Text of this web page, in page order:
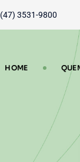
(47) 3531-9800
HOME